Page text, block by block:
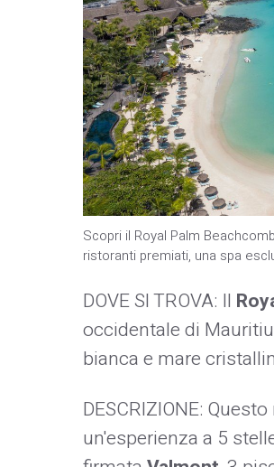
Scopri il Royal Palm
ristoranti premiati, una spa
DOVE SI TROVA: Il
occidentale di
bianca e mare
DESCRIZIONE:
un'esperienza a 5